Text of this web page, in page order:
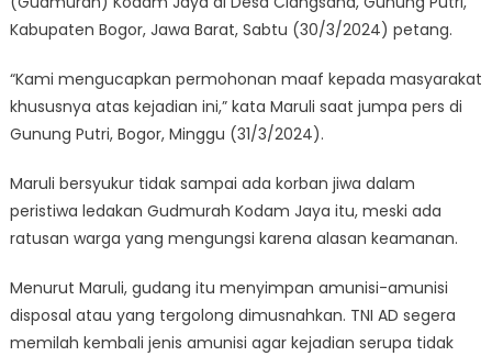
Kabupaten Bogor, Jawa Barat, Sabtu (30/3/2024) petang.
“Kami mengucapkan permohonan maaf kepada masyarakat
khususnya atas kejadian ini,” kata Maruli saat jumpa pers di
Gunung Putri, Bogor, Minggu (31/3/2024).
Maruli bersyukur tidak sampai ada korban jiwa dalam
peristiwa ledakan Gudmurah Kodam Jaya itu, meski ada
ratusan warga yang mengungsi karena alasan keamanan.
Menurut Maruli, gudang itu menyimpan amunisi-amunisi
disposal atau yang tergolong dimusnahkan. TNI AD segera
memilah kembali jenis amunisi agar kejadian serupa tidak